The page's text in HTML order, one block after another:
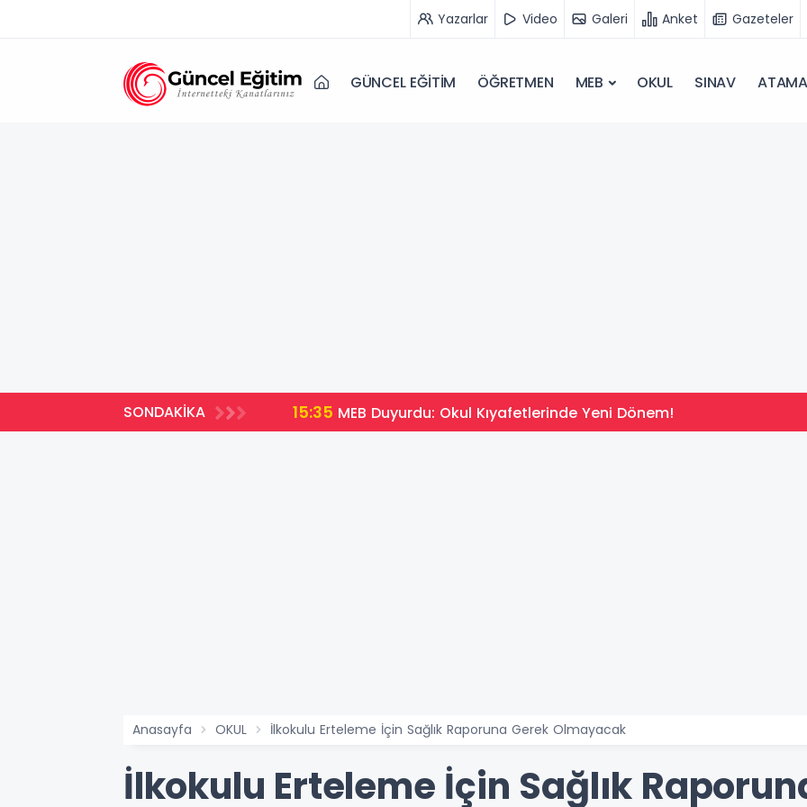
Yazarlar Video Galeri Anket Gazeteler
GÜNCEL EĞİTİM ÖĞRETMEN MEB OKUL SINAV ATAMA
SONDAKİKA 15:35 MEB Duyurdu: Okul Kıyafetlerinde Yeni Dönem!
Anasayfa OKUL İlkokulu Erteleme İçin Sağlık Raporuna Gerek Olmayacak
İlkokulu Erteleme İçin Sağlık